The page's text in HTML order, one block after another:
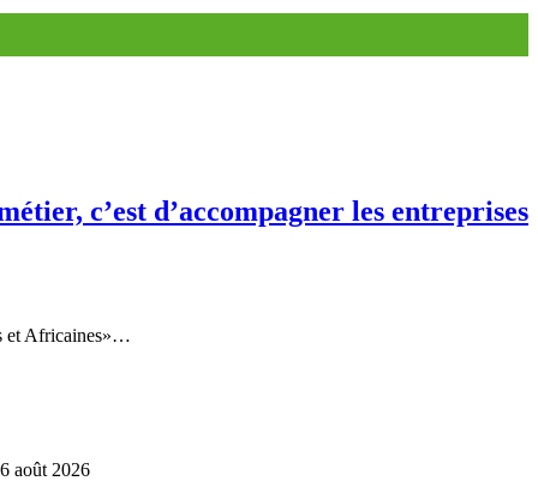
c’est d’accompagner les entreprises
et Africaines»…
6 août 2026